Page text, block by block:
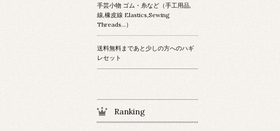
手芸小物 ゴム・糸など（手工用品,
線,橡皮線 Elastics,Sewing
Threads...）
送料無料まであと少しの方へのハギ
レセット
Ranking